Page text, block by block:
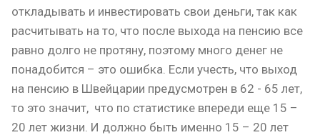
откладывать и инвестировать свои деньги, так как
расчитывать на то, что после выхода на пенсию все
равно долго не протяну, поэтому много денег не
понадобится – это ошибка. Если учесть, что выход
на пенсию в Швейцарии предусмотрен в 62 - 65 лет,
то это значит, что по статистике впереди еще 15 –
20 лет жизни. И должно быть именно 15 – 20 лет